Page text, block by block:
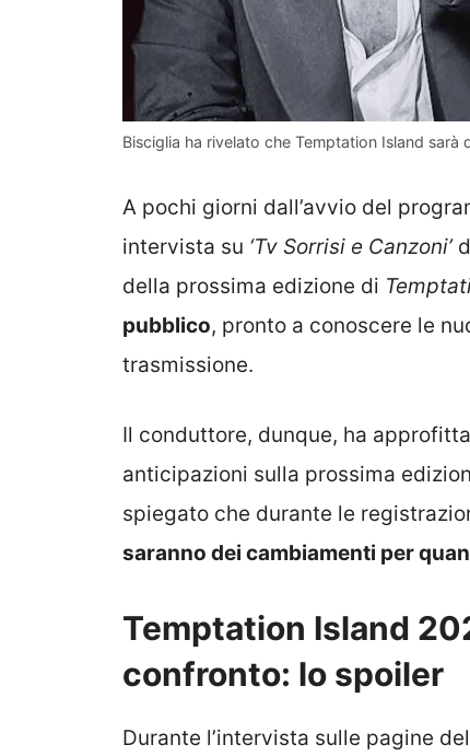
Bisciglia ha rivelato che Temptation Island sarà
A pochi giorni dall’avvio del
intervista su ‘Tv Sorrisi e Canzoni’
della prossima edizione di
pubblico, pronto a conoscere le
trasmissione.
Il conduttore, dunque, ha
anticipazioni sulla prossima
spiegato che durante le
saranno dei cambiamenti per
Temptation Island
confronto: lo spoiler
Durante l’intervista sulle pagine